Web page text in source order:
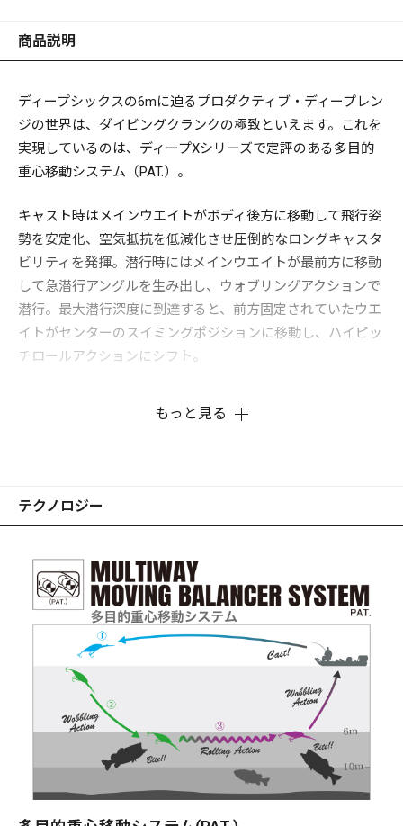
商品説明
ディープシックスの6mに迫るプロダクティブ・ディープレン
ジの世界は、ダイビングクランクの極致といえます。これを
実現しているのは、ディープXシリーズで定評のある多目的
重心移動システム（PAT.）。
キャスト時はメインウエイトがボディ後方に移動して飛行姿
勢を安定化、空気抵抗を低減化させ圧倒的なロングキャスタ
ビリティを発揮。潜行時にはメインウエイトが最前方に移動
して急潜行アングルを生み出し、ウォブリングアクションで
潜行。最大潜行深度に到達すると、前方固定されていたウエ
イトがセンターのスイミングポジションに移動し、ハイピッ
チロールアクションにシフト。
り水切れを追求し、リトリーブによる水流加圧を効率的にダ
もっと見る
テクノロジー